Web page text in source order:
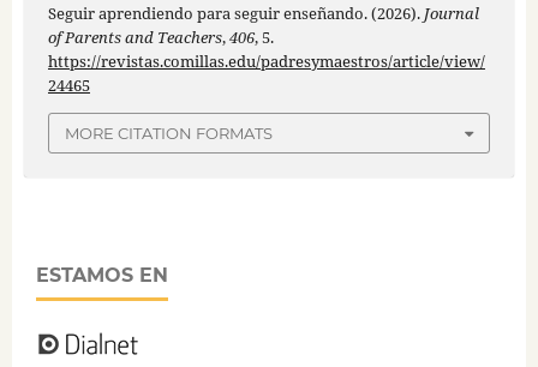
Seguir aprendiendo para seguir enseñando. (2026). Journal
of Parents and Teachers,406, 5.
https://revistas.comillas.edu/padresymaestros/article/view/
24465
MORE CITATION FORMATS
ESTAMOS EN